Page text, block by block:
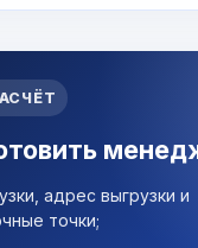
адрес выгрузки и
точки;